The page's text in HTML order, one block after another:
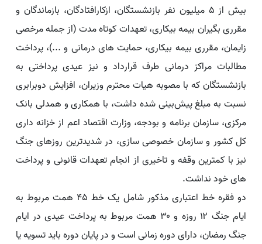
بیش از ۵ میلیون نفر بازنشستگان، ازکارافتادگان، بازماندگان و
مقرری بگیران بیمه بیکاری، تعهدات کوتاه مدت (از جمله مرخصی
زایمان، مقرری بیمه بیکاری، حمایت های درمانی و ...)، پرداخت
مطالبات مراکز درمانی طرف قرارداد و نیز عیدی پرداختی به
بازنشستگان که با مصوبه هیات محترم وزیران، افزایش دوبرابری
نسبت به مبلغ پیش‌بینی شده داشت، با همکاری و همدلی بانک
مرکزی، سازمان برنامه و بودجه، وزارت اقتصاد اعم از خزانه داری
کل کشور و سازمان خصوصی سازی، در شدیدترین روزهای جنگ
نیز با کمترین وقفه و تاخیری از انجام تعهدات قانونی و پرداخت
های خود نداشت.
دو فقره خط اعتباری مذکور شامل یک خط ۴۵ همت مربوط به
ایام جنگ ۱۲ روزه و ۳۰ همت مربوط به پرداخت عیدی در ایام
جنگ رمضان، دارای دوره زمانی است و در پایان دوره باید تسویه یا